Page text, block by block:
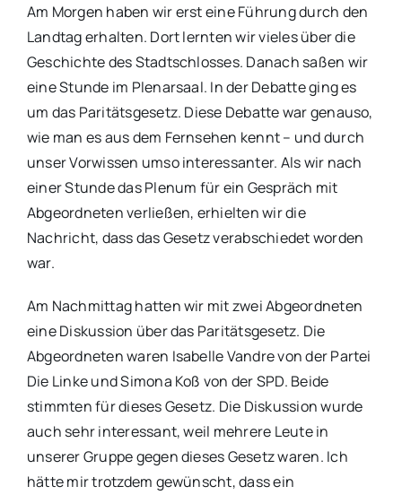
Am Morgen haben wir erst eine Führung durch den
Landtag erhalten. Dort lernten wir vieles über die
Geschichte des Stadtschlosses. Danach saßen wir
eine Stunde im Plenarsaal. In der Debatte ging es
um das Paritätsgesetz. Diese Debatte war genauso,
wie man es aus dem Fernsehen kennt – und durch
unser Vorwissen umso interessanter. Als wir nach
einer Stunde das Plenum für ein Gespräch mit
Abgeordneten verließen, erhielten wir die
Nachricht, dass das Gesetz verabschiedet worden
war.
Am Nachmittag hatten wir mit zwei Abgeordneten
eine Diskussion über das Paritätsgesetz. Die
Abgeordneten waren Isabelle Vandre von der Partei
Die Linke und Simona Koß von der SPD. Beide
stimmten für dieses Gesetz. Die Diskussion wurde
auch sehr interessant, weil mehrere Leute in
unserer Gruppe gegen dieses Gesetz waren. Ich
hätte mir trotzdem gewünscht, dass ein